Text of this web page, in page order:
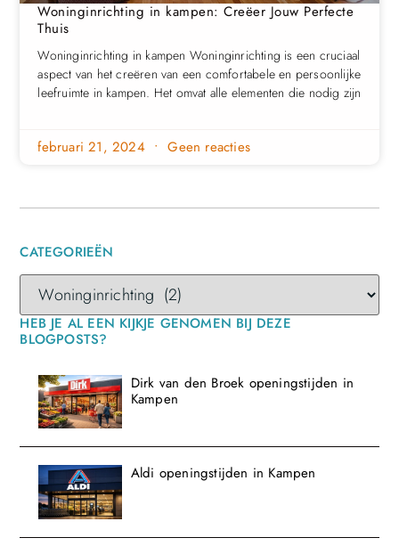
Woninginrichting in kampen: Creëer Jouw Perfecte
Thuis
Woninginrichting in kampen Woninginrichting is een cruciaal
aspect van het creëren van een comfortabele en persoonlijke
leefruimte in kampen. Het omvat alle elementen die nodig zijn
februari 21, 2024 Geen reacties
CATEGORIEËN
HEB JE AL EEN KIJKJE GENOMEN BIJ DEZE
BLOGPOSTS?
Dirk van den Broek openingstijden in
Kampen
Aldi openingstijden in Kampen